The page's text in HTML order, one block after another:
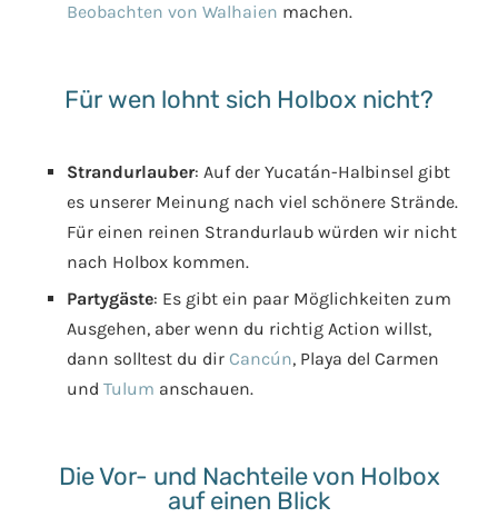
Beobachten von Walhaien machen.
Für wen lohnt sich Holbox nicht?
Strandurlauber: Auf der Yucatán-Halbinsel gibt
es unserer Meinung nach viel schönere Strände.
Für einen reinen Strandurlaub würden wir nicht
nach Holbox kommen.
Partygäste: Es gibt ein paar Möglichkeiten zum
Ausgehen, aber wenn du richtig Action willst,
dann solltest du dir Cancún, Playa del Carmen
und Tulum anschauen.
Die Vor- und Nachteile von Holbox
auf einen Blick